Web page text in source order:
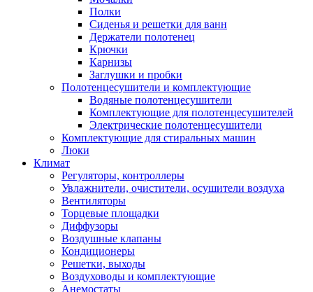
Полки
Сиденья и решетки для ванн
Держатели полотенец
Крючки
Карнизы
Заглушки и пробки
Полотенцесушители и комплектующие
Водяные полотенцесушители
Комплектующие для полотенцесушителей
Электрические полотенцесушители
Комплектующие для стиральных машин
Люки
Климат
Регуляторы, контроллеры
Увлажнители, очистители, осушители воздуха
Вентиляторы
Торцевые площадки
Диффузоры
Воздушные клапаны
Кондиционеры
Решетки, выходы
Воздуховоды и комплектующие
Анемостаты